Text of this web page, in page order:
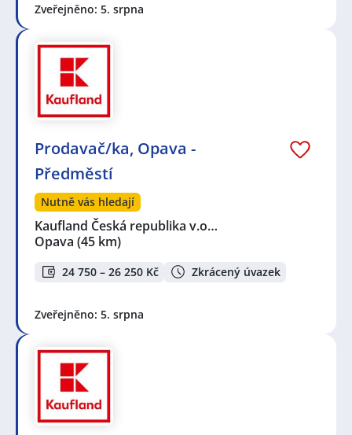
Zveřejněno: 5. srpna
Prodavač/ka, Opava -
Předměstí
Nutně vás hledají
Kaufland Česká republika v.o…
Opava (45 km)
24 750 – 26 250 Kč Zkrácený úvazek
Zveřejněno: 5. srpna